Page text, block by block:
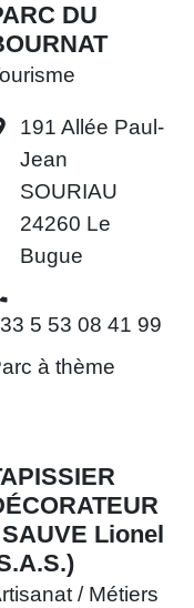
DU
191 Allée Paul-
Jean
SOURIAU
24260 Le
Bugue
5 53 08 41 99
à thème
Lionel
/ Métiers